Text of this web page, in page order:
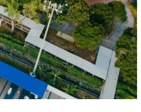
i zapewnić komfort zarówno w
domach, jak i w przestrzeniach
przemysłowych. Dowiedz się, jakie
korzyści niesie ze sobą inwestowanie
w innowacyjne rozwiązania
wentylacyjne.